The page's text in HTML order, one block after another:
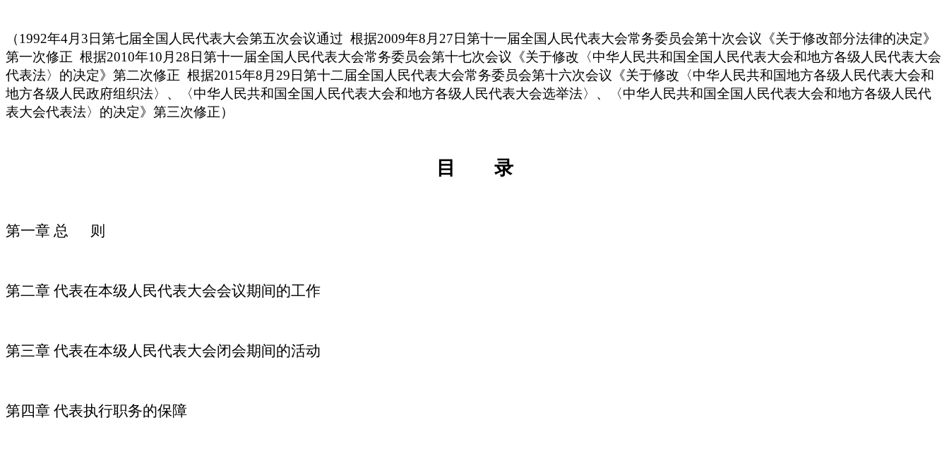
（1992年4月3日第七届全国人民代表大会第五次会议通过 根据2009年8月27日第十一届全国人民代表大会常务委员会第十次会议《关于修改部分法律的决定》
第一次修正 根据2010年10月28日第十一届全国人民代表大会常务委员会第十七次会议《关于修改〈中华人民共和国全国人民代表大会和地方各级人民代表大会
代表法〉的决定》第二次修正 根据2015年8月29日第十二届全国人民代表大会常务委员会第十六次会议《关于修改〈中华人民共和国地方各级人民代表大会和
地方各级人民政府组织法〉、〈中华人民共和国全国人民代表大会和地方各级人民代表大会选举法〉、〈中华人民共和国全国人民代表大会和地方各级人民代
表大会代表法〉的决定》第三次修正）
目 录
第一章 总 则
第二章 代表在本级人民代表大会会议期间的工作
第三章 代表在本级人民代表大会闭会期间的活动
第四章 代表执行职务的保障